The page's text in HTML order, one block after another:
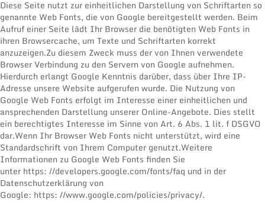
Diese Seite nutzt zur einheitlichen Darstellung von Schriftarten so
genannte Web Fonts, die von Google bereitgestellt werden. Beim
Aufruf einer Seite lädt Ihr Browser die benötigten Web Fonts in
ihren Browsercache, um Texte und Schriftarten korrekt
anzuzeigen.Zu diesem Zweck muss der von Ihnen verwendete
Browser Verbindung zu den Servern von Google aufnehmen.
Hierdurch erlangt Google Kenntnis darüber, dass über Ihre IP-
Adresse unsere Website aufgerufen wurde. Die Nutzung von
Google Web Fonts erfolgt im Interesse einer einheitlichen und
ansprechenden Darstellung unserer Online-Angebote. Dies stellt
ein berechtigtes Interesse im Sinne von Art. 6 Abs. 1 lit. f DSGVO
dar.Wenn Ihr Browser Web Fonts nicht unterstützt, wird eine
Standardschrift von Ihrem Computer genutzt.Weitere
Informationen zu Google Web Fonts finden Sie
unter https: //developers.google.com/fonts/faq und in der
Datenschutzerklärung von
Google: https: //www.google.com/policies/privacy/.